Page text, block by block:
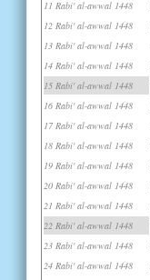
11 Rabi' al-awwal 1448
12 Rabi' al-awwal 1448
13 Rabi' al-awwal 1448
14 Rabi' al-awwal 1448
15 Rabi' al-awwal 1448
16 Rabi' al-awwal 1448
17 Rabi' al-awwal 1448
18 Rabi' al-awwal 1448
19 Rabi' al-awwal 1448
20 Rabi' al-awwal 1448
21 Rabi' al-awwal 1448
22 Rabi' al-awwal 1448
23 Rabi' al-awwal 1448
24 Rabi' al-awwal 1448